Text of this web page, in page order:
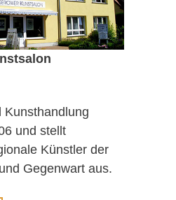
Kunsthandlung
und stellt
Künstler der
Gegenwart aus.